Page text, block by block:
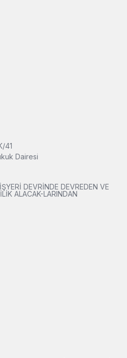
41
Dairesi
DEVRİNDE DEVREDEN VE
ALACAK-LARINDAN